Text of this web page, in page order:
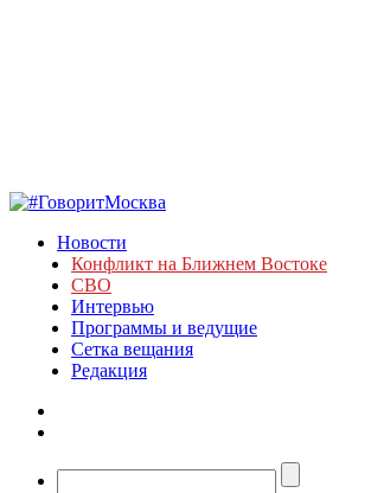
Новости
Конфликт на Ближнем Востоке
СВО
Интервью
Программы и ведущие
Сетка вещания
Редакция